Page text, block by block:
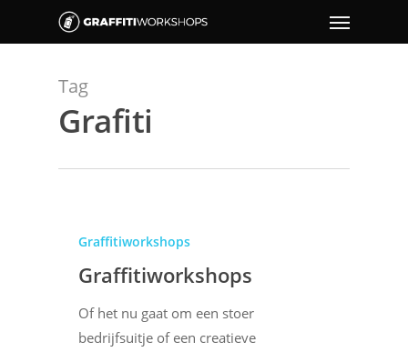
Tag
Grafiti
Graffitiworkshops
Graffitiworkshops
Of het nu gaat om een stoer
bedrijfsuitje of een creatieve